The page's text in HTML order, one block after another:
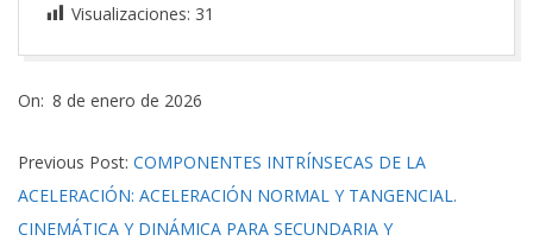
Visualizaciones: 31
01-
On: 8 de enero de 2026
Previous Post: COMPONENTES INTRÍNSECAS DE LA
ACELERACIÓN: ACELERACIÓN NORMAL Y TANGENCIAL.
CINEMÁTICA Y DINÁMICA PARA SECUNDARIA Y